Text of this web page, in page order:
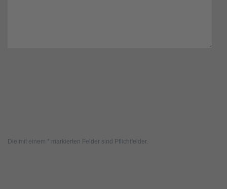
Die mit einem * markierten Felder sind Pflichtfelder.